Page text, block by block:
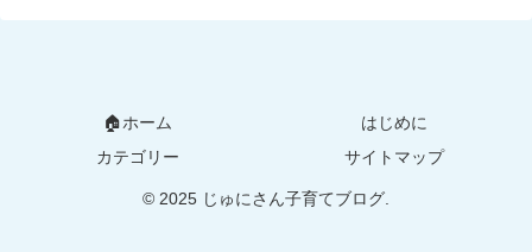
🏠ホーム
はじめに
カテゴリー
サイトマップ
© 2025 じゅにさん子育てブログ.